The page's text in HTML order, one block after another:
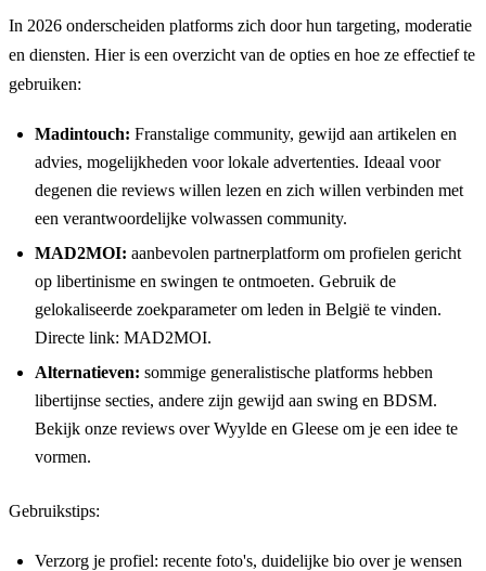
In 2026 onderscheiden platforms zich door hun targeting, moderatie
en diensten. Hier is een overzicht van de opties en hoe ze effectief te
gebruiken:
Madintouch: Franstalige community, gewijd aan artikelen en
advies, mogelijkheden voor lokale advertenties. Ideaal voor
degenen die reviews willen lezen en zich willen verbinden met
een verantwoordelijke volwassen community.
MAD2MOI: aanbevolen partnerplatform om profielen gericht
op libertinisme en swingen te ontmoeten. Gebruik de
gelokaliseerde zoekparameter om leden in België te vinden.
Directe link: MAD2MOI.
Alternatieven: sommige generalistische platforms hebben
libertijnse secties, andere zijn gewijd aan swing en BDSM.
Bekijk onze reviews overWyylde en Gleese om je een idee te
vormen.
Gebruikstips:
Verzorg je profiel: recente foto's, duidelijke bio over je wensen